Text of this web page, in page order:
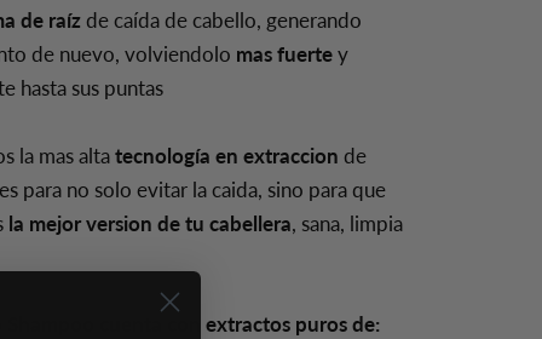
de raízde caída de cabello, generando
de nuevo, volviendolo mas fuertey
hasta sus puntas
la mas altatecnología en extraccion de
para no solo evitar la caida, sino para que
la mejor version de tu cabellera, sana, limpia
Shampoo cuenta con extractos puros de: